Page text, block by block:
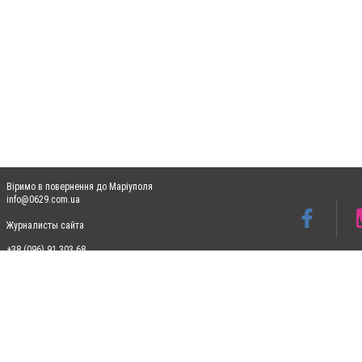
Віримо в повернення до Маріуполя
info@0629.com.ua
Журналисты сайта
+38 (096) 91 303 68